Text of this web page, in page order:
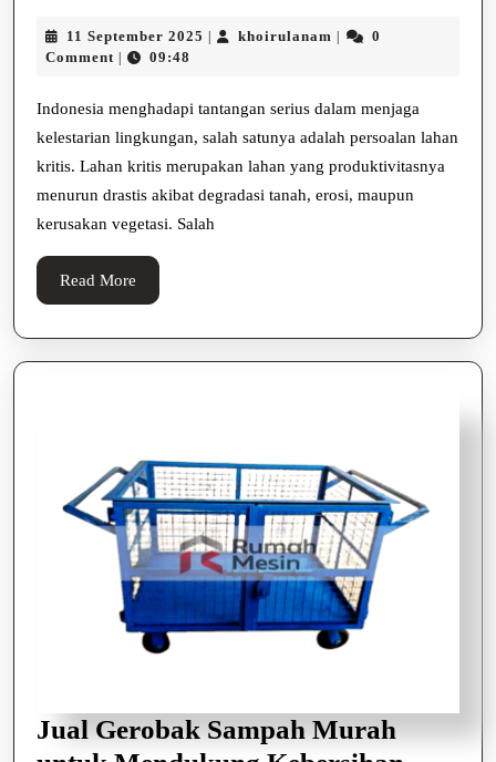
11 September 2025 11
khoirulanam khoirulanam
0
Comment
09:48
Indonesia menghadapi tantangan serius dalam menjaga
kelestarian lingkungan, salah satunya adalah persoalan lahan
kritis. Lahan kritis merupakan lahan yang produktivitasnya
menurun drastis akibat degradasi tanah, erosi, maupun
kerusakan vegetasi. Salah
Read More
More
Jual Gerobak Sampah Murah